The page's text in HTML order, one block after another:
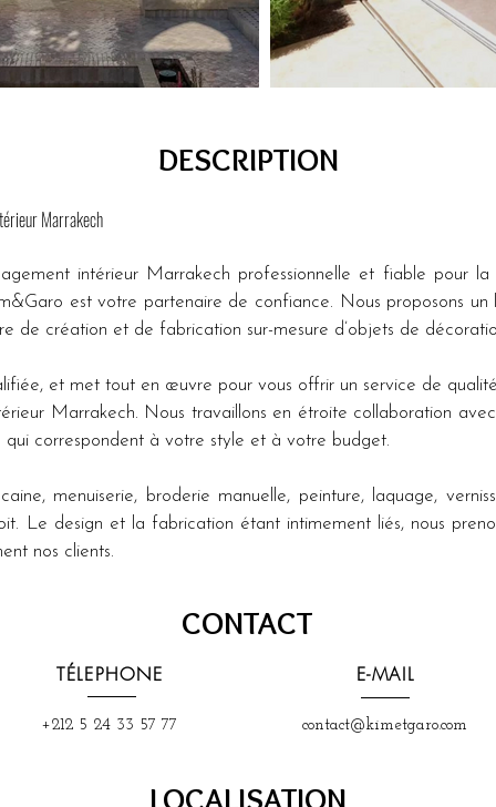
DESCRIPTION
Marrakech
intérieur Marrakech professionnelle et fiable pour
est votre partenaire de confiance. Nous proposons un
de création et de fabrication sur-mesure d’objets de
et met tout en œuvre pour vous offrir un service de
Marrakech. Nous travaillons en étroite collaboration
qui correspondent à votre style et à votre budget.
menuiserie, broderie manuelle, peinture, laquage,
Le design et la fabrication étant intimement liés, nous
nos clients.
CONTACT
TÉLEPHONE
+212 5 24 33 57 77
E-MAIL
contact@kimetgaro.com
LOCALISATION